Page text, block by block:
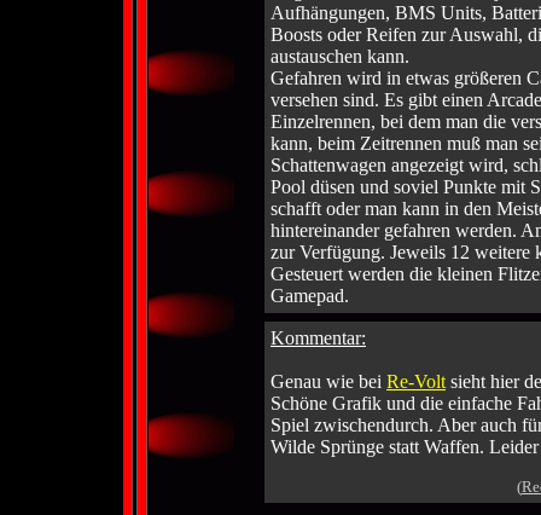
Aufhängungen, BMS Units,
Boosts oder Reifen zur Auswahl,
austauschen kann.
Gefahren wird in etwas größeren
versehen sind. Es gibt einen
Einzelrennen, bei dem man die
kann, beim Zeitrennen muß man
Schattenwagen angezeigt wird,
Pool düsen und soviel Punkte mit
schafft oder man kann in den
hintereinander gefahren werden.
zur Verfügung. Jeweils 12 weitere
Gesteuert werden die kleinen
Gamepad.
Kommentar:
Genau wie bei Re-Volt sieht hier
Schöne Grafik und die einfache
Spiel zwischendurch. Aber auch
Wilde Sprünge statt Waffen.
(